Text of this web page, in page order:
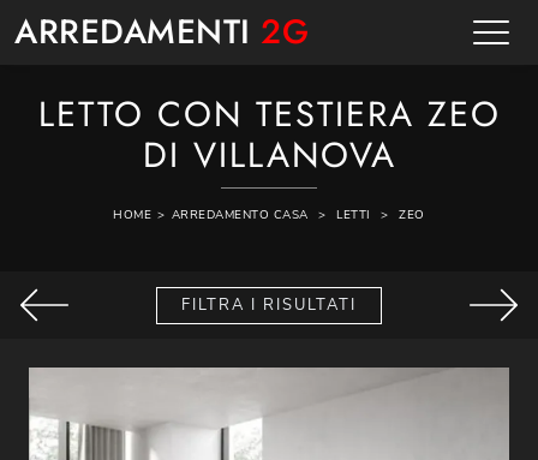
ARREDAMENTI 2G
LETTO CON TESTIERA ZEO
DI VILLANOVA
HOME > ARREDAMENTO CASA > LETTI > ZEO
FILTRA I RISULTATI